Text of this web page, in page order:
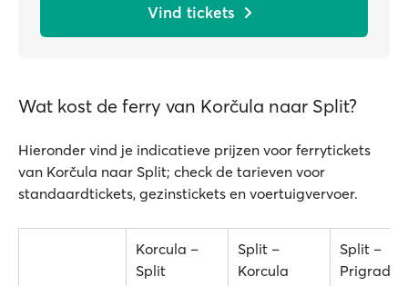
Vind tickets
Wat kost de ferry van Korčula naar Split?
Hieronder vind je indicatieve prijzen voor ferrytickets
van Korčula naar Split; check de tarieven voor
standaardtickets, gezinstickets en voertuigvervoer.
Korcula –
Split
Split –
Korcula
Split –